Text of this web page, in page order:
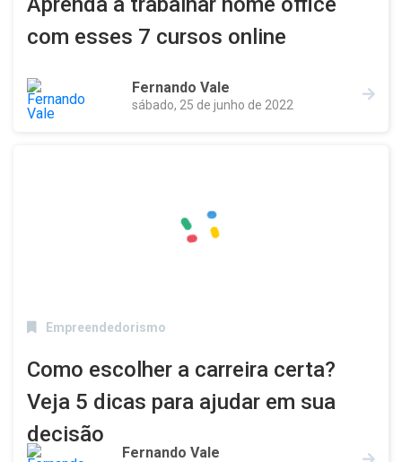
com esses 7 cursos online
Fernando Vale
sábado, 25 de junho de 2022
Empreendedorismo
Como escolher a carreira certa?
Veja 5 dicas para ajudar em sua
decisão
Fernando Vale